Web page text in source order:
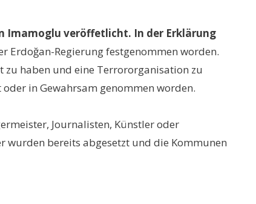
Imamoglu veröffetlicht. In der Erklärung
Erdoğan-Regierung festgenommen worden.
haben und eine Terrororganisation zu
in Gewahrsam genommen worden.
Journalisten, Künstler oder
bereits abgesetzt und die Kommunen